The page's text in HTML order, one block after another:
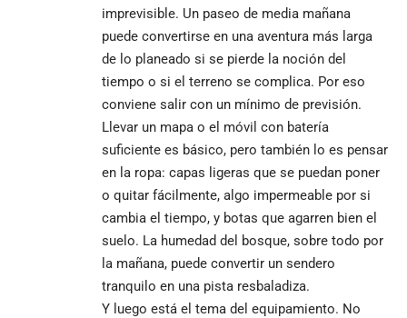
imprevisible. Un paseo de media mañana
puede convertirse en una aventura más larga
de lo planeado si se pierde la noción del
tiempo o si el terreno se complica. Por eso
conviene salir con un mínimo de previsión.
Llevar un mapa o el móvil con batería
suficiente es básico, pero también lo es pensar
en la ropa: capas ligeras que se puedan poner
o quitar fácilmente, algo impermeable por si
cambia el tiempo, y botas que agarren bien el
suelo. La humedad del bosque, sobre todo por
la mañana, puede convertir un sendero
tranquilo en una pista resbaladiza.
Y luego está el tema del equipamiento. No